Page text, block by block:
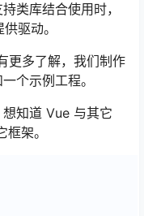
类库结合使用时，
驱动。
更多了解，我们制作
个示例工程。
知道 Vue 与其它
架。